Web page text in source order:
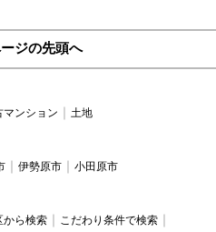
ジの先頭へ
マンション 土地
伊勢原市 小田原市
から検索
こだわり条件で検索